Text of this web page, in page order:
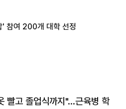
' 참여 200개 대학 선정
빨고 졸업식까지"…근육병 학